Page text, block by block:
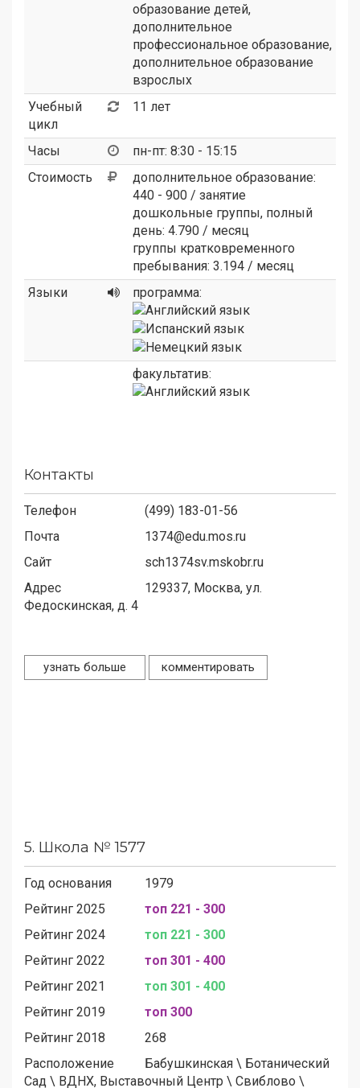
образование детей,
дополнительное
профессиональное образование,
дополнительное образование
взрослых
Учебный
цикл
11 лет
Часы
пн-пт: 8:30 - 15:15
Стоимость
дополнительное образование:
440 - 900 / занятие
дошкольные группы, полный
день: 4.790 / месяц
группы кратковременного
пребывания: 3.194 / месяц
Языки
программа:
факультатив:
Контакты
Телефон
(499) 183-01-56
Почта
1374@edu.mos.ru
Сайт
sch1374sv.mskobr.ru
Адрес
129337, Москва, ул.
Федоскинская, д. 4
узнать больше комментировать
5. Школа № 1577
Год основания
1979
Рейтинг 2025
топ 221 - 300
Рейтинг 2024
топ 221 - 300
Рейтинг 2022
топ 301 - 400
Рейтинг 2021
топ 301 - 400
Рейтинг 2019
топ 300
Рейтинг 2018
268
Расположение
Бабушкинская \ Ботанический
Сад \ ВДНХ, Выставочный Центр \ Свиблово \